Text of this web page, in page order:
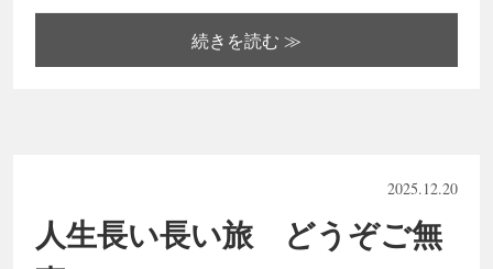
続きを読む ≫
2025.12.20
人生長い長い旅 どうぞご無